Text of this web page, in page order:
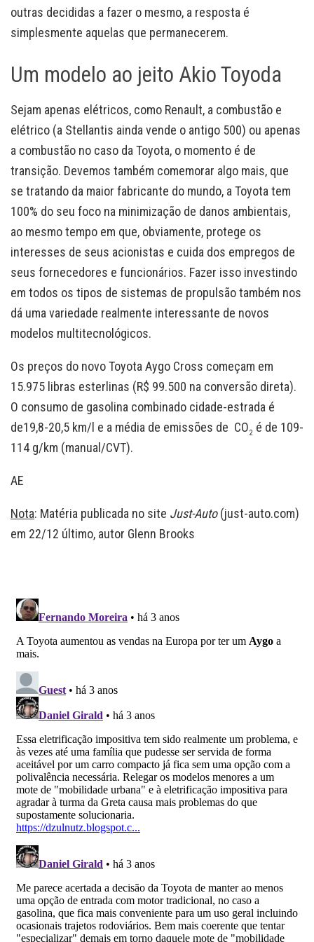
outras decididas a fazer o mesmo, a resposta é
simplesmente aquelas que permanecerem.
Um modelo ao jeito Akio Toyoda
Sejam apenas elétricos, como Renault, a combustão e
elétrico (a Stellantis ainda vende o antigo 500) ou apenas
a combustão no caso da Toyota, o momento é de
transição. Devemos também comemorar algo mais, que
se tratando da maior fabricante do mundo, a Toyota tem
100% do seu foco na minimização de danos ambientais,
ao mesmo tempo em que, obviamente, protege os
interesses de seus acionistas e cuida dos empregos de
seus fornecedores e funcionários. Fazer isso investindo
em todos os tipos de sistemas de propulsão também nos
dá uma variedade realmente interessante de novos
modelos multitecnológicos.
Os preços do novo Toyota Aygo Cross começam em
15.975 libras esterlinas (R$ 99.500 na conversão direta).
O consumo de gasolina combinado cidade-estrada é
de19,8-20,5 km/l e a média de emissões de CO2 é de 109-
114 g/km (manual/CVT).
AE
Nota: Matéria publicada no site Just-Auto(just-auto.com)
em 22/12 último, autor Glenn Brooks